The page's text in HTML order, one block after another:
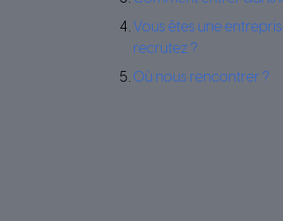
Vous êtes une
recrutez ?
Où nous rencontrer ?